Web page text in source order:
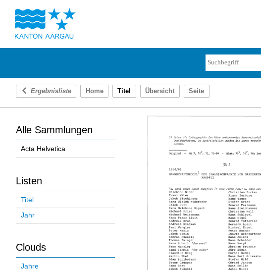
Ergebnisliste Home Titel Übersicht Seite
Alle Sammlungen
Acta Helvetica
Listen
Titel
Jahr
Clouds
Jahre